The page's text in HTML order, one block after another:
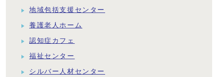
地域包括支援センター
養護老人ホーム
認知症カフェ
福祉センター
シルバー人材センター